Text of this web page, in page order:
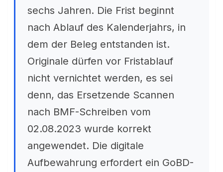
sechs Jahren. Die Frist beginnt
nach Ablauf des Kalenderjahrs, in
dem der Beleg entstanden ist.
Originale dürfen vor Fristablauf
nicht vernichtet werden, es sei
denn, das Ersetzende Scannen
nach BMF-Schreiben vom
02.08.2023 wurde korrekt
angewendet. Die digitale
Aufbewahrung erfordert ein GoBD-